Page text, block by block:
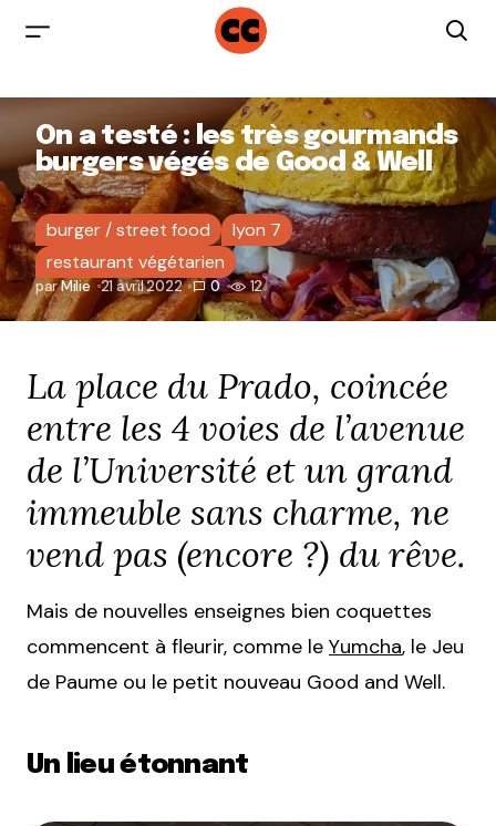
On a testé : les très gourmands
burgers végés de Good & Well
burger / street food
lyon 7
restaurant végétarien
parMilie 21 avril 2022 0 12
La place du Prado, coincée
entre les 4 voies de l’avenue
de l’Université et un grand
immeuble sans charme, ne
vend pas (encore ?) du rêve.
Mais de nouvelles enseignes bien coquettes
commencent à fleurir, comme le Yumcha, le Jeu
de Paume ou le petit nouveau Good and Well.
Un lieu étonnant